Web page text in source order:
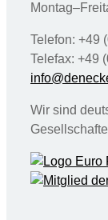
Telefon: +49
Telefax: +49
Wir sind